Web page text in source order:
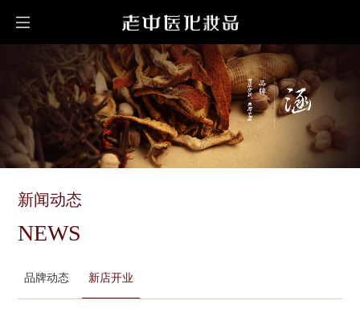
新闻动态
NEWS
品牌动态 新店开业